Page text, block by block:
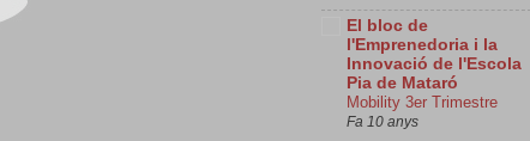
El bloc de
l'Emprenedoria i la
Innovació de l'Escola
Pia de Mataró
Mobility 3er Trimestre
Fa 10 anys